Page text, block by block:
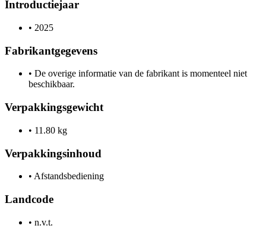
Introductiejaar
• 2025
Fabrikantgegevens
• De overige informatie van de fabrikant is momenteel niet
beschikbaar.
Verpakkingsgewicht
• 11.80 kg
Verpakkingsinhoud
• Afstandsbediening
Landcode
• n.v.t.